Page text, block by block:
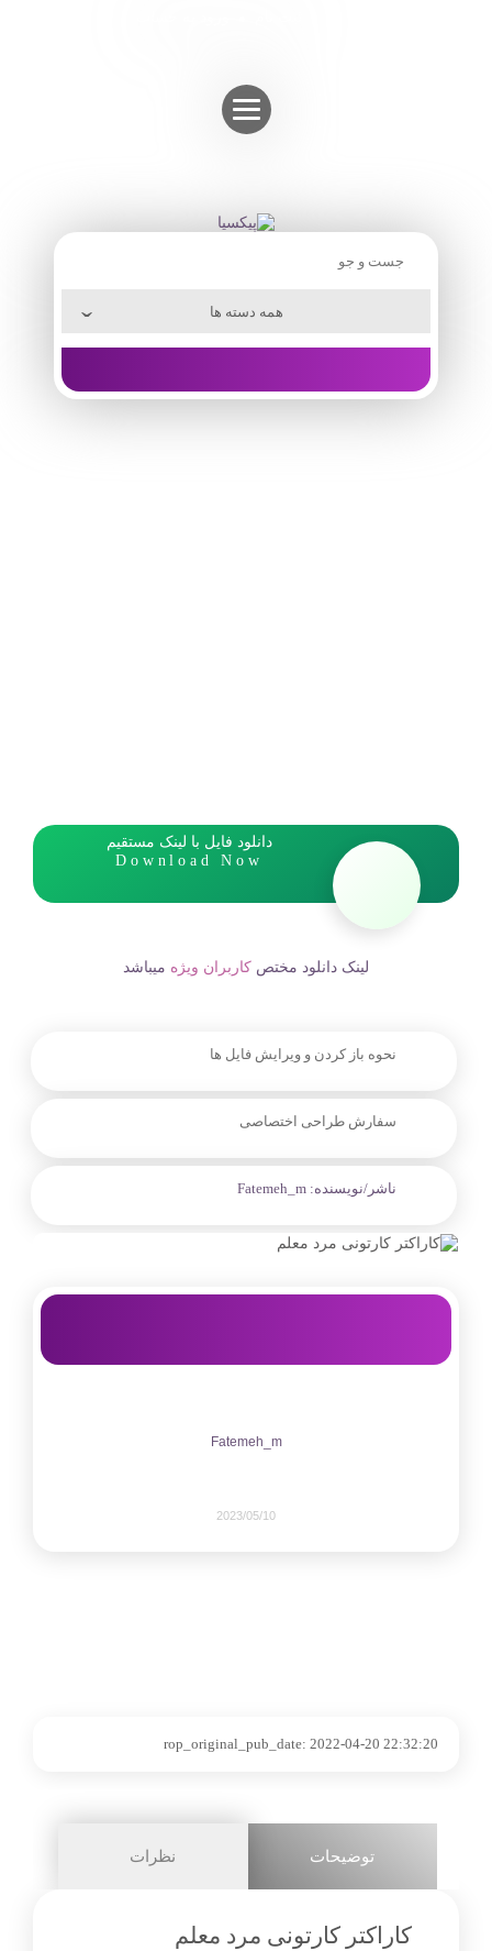
دانلود فایل با لینک مستقیم
Download Now
لینک دانلود مختص کاربران ویژه میباشد
نحوه باز کردن و ویرایش فایل ها
سفارش طراحی اختصاصی
ناشر/نویسنده: Fatemeh_m
Fatemeh_m
2023/05/10
rop_original_pub_date: 2022-04-20 22:32:20
توضیحات نظرات
کاراکتر کارتونی مرد معلم